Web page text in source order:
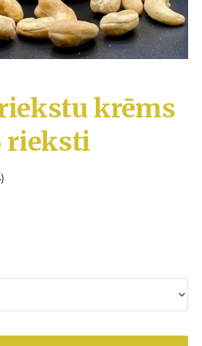
krēms
rieksti